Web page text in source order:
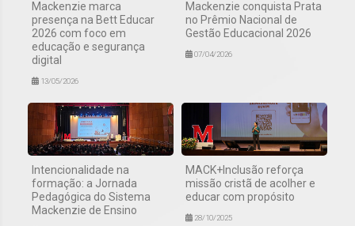
Mackenzie marca
presença na Bett Educar
2026 com foco em
educação e segurança
digital
13/05/2026
Mackenzie conquista Prata
no Prêmio Nacional de
Gestão Educacional 2026
07/04/2026
Intencionalidade na
formação: a Jornada
Pedagógica do Sistema
Mackenzie de Ensino
MACK+Inclusão reforça
missão cristã de acolher e
educar com propósito
28/10/2025